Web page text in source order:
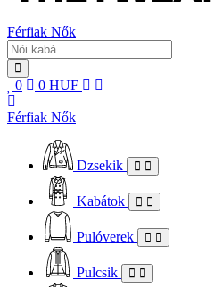
Férfiak Nők
0 0 HUF
Férfiak Nők
Dzsekik
Kabátok
Pulóverek
Pulcsik